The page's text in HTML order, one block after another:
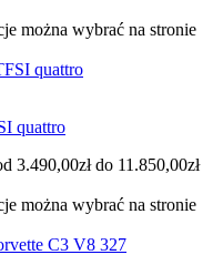
można wybrać na stronie
quattro
3.490,00zł do 11.850,00zł
można wybrać na stronie